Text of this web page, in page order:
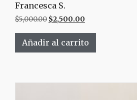
Francesca S.
$5,000.00 $2,500.00
Añadir al carrito